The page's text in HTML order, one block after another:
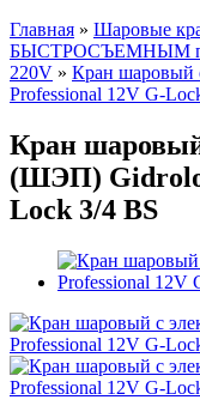
Главная » Шаровые
БЫСТРОСЪЕМНЫМ
220V » Кран шаровый
Professional 12V G-
Кран
(ШЭП)
Lock 3/4 BS